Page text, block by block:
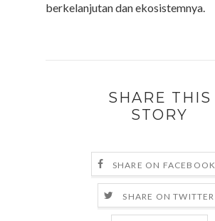
berkelanjutan dan ekosistemnya.
SHARE THIS
STORY
SHARE ON FACEBOOK
SHARE ON TWITTER